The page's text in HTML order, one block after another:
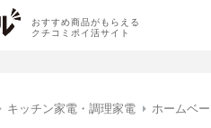
おすすめ商品がもらえる
クチコミポイ活サイト
キッチン家電・調理家電 ホームベ